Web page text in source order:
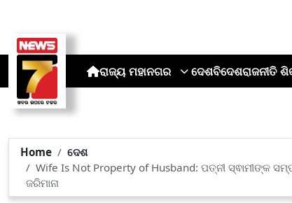
ରାଜ୍ୟ ମହାନଗର ଦେଶବିଦେଶରାଜନୀତି
Home
ଦେଶ
Wife Is Not Property of Husband: ପତ୍ନୀ ସ୍ଵାମୀଙ୍କ
ଜରିମାନା